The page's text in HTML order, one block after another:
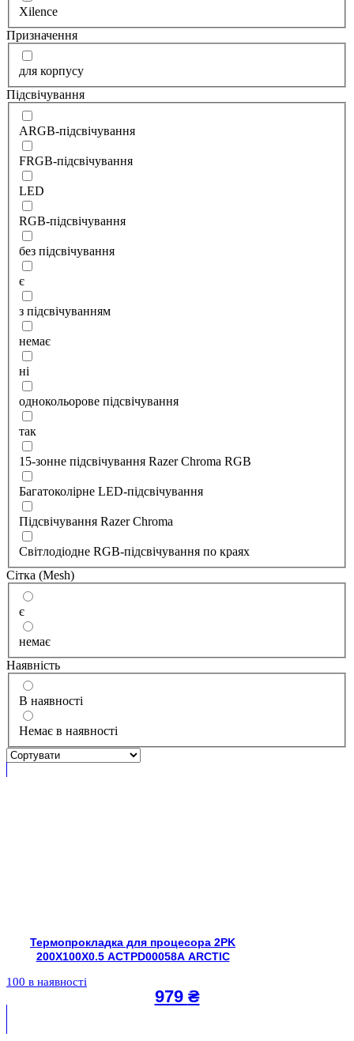
Xilence
Призначення
для корпусу
Підсвічування
ARGB-підсвічування
FRGB-підсвічування
LED
RGB-підсвічування
без підсвічування
є
з підсвічуванням
немає
ні
однокольорове підсвічування
так
15-зонне підсвічування Razer Chroma RGB
Багатоколірне LED-підсвічування
Підсвічування Razer Chroma
Світлодіодне RGB-підсвічування по краях
Сітка (Mesh)
є
немає
Наявність
В наявності
Немає в наявності
Термопрокладка для процесора 2PK
200X100X0.5 ACTPD00058A ARCTIC
100 в наявності
979 ₴